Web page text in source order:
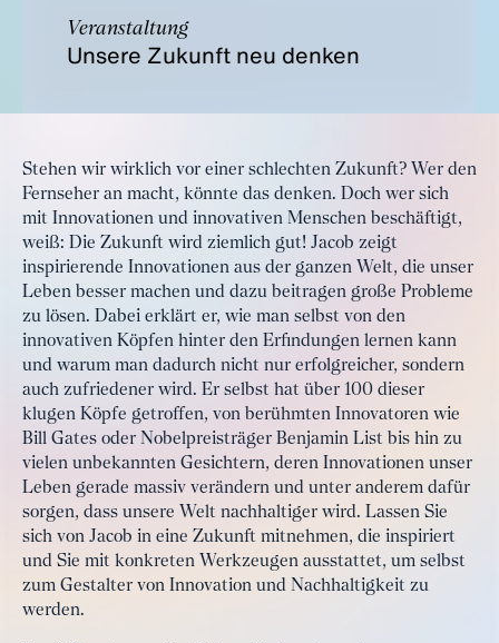
Veranstaltung
Unsere Zukunft neu denken
Stehen wir wirklich vor einer schlechten Zukunft? Wer den
Fernseher an macht, könnte das denken. Doch wer sich
mit Innovationen und innovativen Menschen beschäftigt,
weiß: Die Zukunft wird ziemlich gut! Jacob zeigt
inspirierende Innovationen aus der ganzen Welt, die unser
Leben besser machen und dazu beitragen große Probleme
zu lösen. Dabei erklärt er, wie man selbst von den
innovativen Köpfen hinter den Erfindungen lernen kann
und warum man dadurch nicht nur erfolgreicher, sondern
auch zufriedener wird. Er selbst hat über 100 dieser
klugen Köpfe getroffen, von berühmten Innovatoren wie
Bill Gates oder Nobelpreisträger Benjamin List bis hin zu
vielen unbekannten Gesichtern, deren Innovationen unser
Leben gerade massiv verändern und unter anderem dafür
sorgen, dass unsere Welt nachhaltiger wird. Lassen Sie
sich von Jacob in eine Zukunft mitnehmen, die inspiriert
und Sie mit konkreten Werkzeugen ausstattet, um selbst
zum Gestalter von Innovation und Nachhaltigkeit zu
werden.